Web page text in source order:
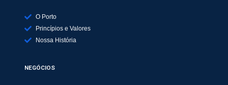
O Porto
Princípios e Valores
Nossa História
NEGÓCIOS